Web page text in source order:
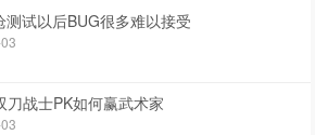
测试以后BUG很多难以接受
刀战士PK如何赢武术家